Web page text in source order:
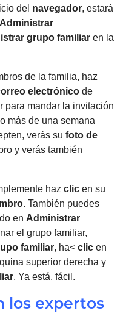
del navegador, estará
grupo familiar en la
de la familia, haz
electrónico de
para mandar la invitación
más de una semana
verás su foto de
y verás también
haz clic en su
. También puedes
en Administrar
el grupo familiar,
familiar, ha< clic en
superior derecha y
. Ya está, fácil.
los expertos